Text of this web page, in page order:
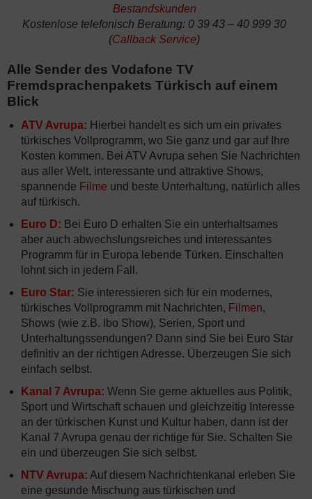
Bestandskunden
Kostenlose telefonisch Beratung: 0 39 43 – 40 999 30
(Callback Service)
Alle Sender des Vodafone TV
Fremdsprachenpakets Türkisch auf einem
Blick
ATV Avrupa: Hierbei handelt es sich um ein privates
türkisches Vollprogramm, wo Sie ganz und gar auf Ihre
Kosten kommen. Bei ATV Avrupa sehen Sie Nachrichten
aus aller Welt, interessante und attraktive Shows,
spannende Filme und beste Unterhaltung, natürlich alles
auf türkisch.
Euro D: Bei Euro D erhalten Sie ein unterhaltsames
aber auch abwechslungsreiches und interessantes
Programm für in Europa lebende Türken. Einschalten
lohnt sich in jedem Fall.
Euro Star: Sie interessieren sich für ein modernes,
türkisches Vollprogramm mit Nachrichten, Filmen,
Shows (wie z.B. Ibo Show), Serien, Sport und
Unterhaltungssendungen? Dann sind Sie bei Euro Star
definitiv an der richtigen Adresse. Überzeugen Sie sich
einfach selbst.
Kanal 7 Avrupa: Wenn Sie gerne aktuelles aus Politik,
Sport und Wirtschaft schauen und gleichzeitig Interesse
an der türkischen Kunst und Kultur haben, dann ist der
Kanal 7 Avrupa genau der richtige für Sie. Schalten Sie
ein und überzeugen Sie sich selbst.
NTV Avrupa: Auf diesem Nachrichtenkanal erleben Sie
eine gesunde Mischung aus türkischen und